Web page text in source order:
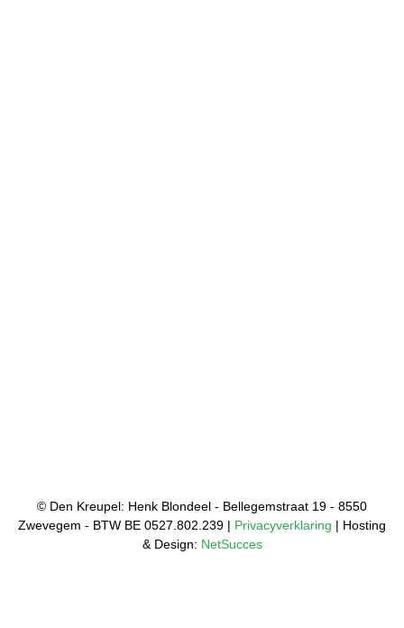
© Den Kreupel: Henk Blondeel - Bellegemstraat 19 - 8550
Zwevegem - BTW BE 0527.802.239 | Privacyverklaring | Hosting
& Design: NetSucces